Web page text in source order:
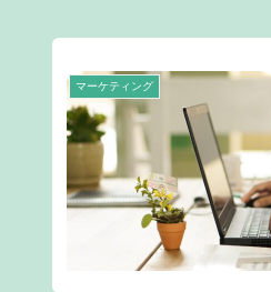
マーケティング